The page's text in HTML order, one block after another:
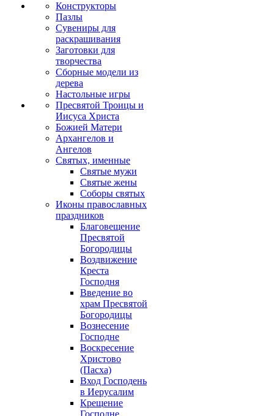
Конструкторы
Пазлы
Сувениры для
раскрашивания
Заготовки для
творчества
Сборные модели из
дерева
Настольные игры
Пресвятой Троицы и
Иисуса Христа
Божией Матери
Архангелов и
Ангелов
Святых, именные
Святые мужи
Святые жены
Соборы святых
Иконы православных
праздников
Благовещение
Пресвятой
Богородицы
Воздвижение
Креста
Господня
Введение во
храм Пресвятой
Богородицы
Вознесение
Господне
Воскресение
Христово
(Пасха)
Вход Господень
в Иерусалим
Крещение
Господне